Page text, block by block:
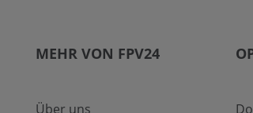
MEHR VON FPV24
Über uns